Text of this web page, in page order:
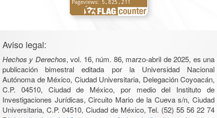
Aviso legal:
Hechos y Derechos, vol. 16, núm. 86, marzo-abril de 2025, es una
publicación bimestral editada por la Universidad Nacional
Autónoma de México, Ciudad Universitaria, Delegación Coyoacán,
C.P. 04510, Ciudad de México, por medio del Instituto de
Investigaciones Jurídicas, Circuito Mario de la Cueva s/n, Ciudad
Universitaria, C.P. 04510, Ciudad de México, Tel. (52) 55 56 22 74